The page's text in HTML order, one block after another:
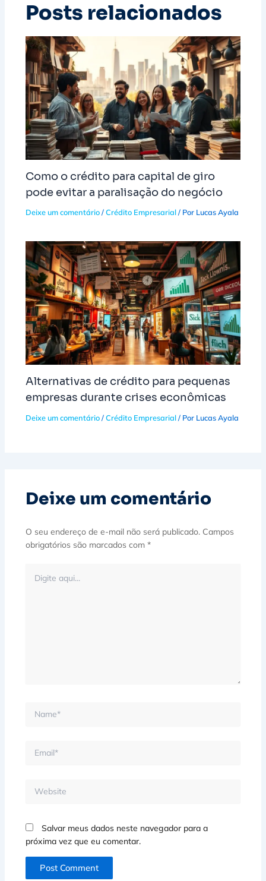
Posts relacionados
Como o crédito para capital de giro
pode evitar a paralisação do negócio
Deixe um comentário /Crédito Empresarial/ Por Lucas Ayala
Alternativas de crédito para pequenas
empresas durante crises econômicas
Deixe um comentário /Crédito Empresarial/ Por Lucas Ayala
Deixe um comentário
O seu endereço de e-mail não será publicado. Campos
obrigatórios são marcados com *
aqui...
Website
Salvar meus dados neste navegador para a
próxima vez que eu comentar.